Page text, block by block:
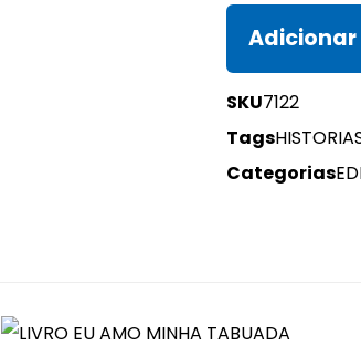
SKU7122
Tags
Categorias